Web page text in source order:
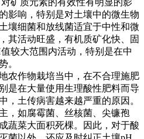
质元素的有效性有明显的影
影响，特别是对土壤中的微生物
壤细菌和放线菌适宜于中性和微
其活动旺盛，有机质矿化快、固
较大范围内活动，特别是在中
。
作物栽培当中，在不合理施肥
是在大量使用生理酸性肥料而导
，土传病害越来越严重的原因。
，如腐霉菌、丝核菌、尖镰孢
蔬菜大面积死棵。因此，对于酸